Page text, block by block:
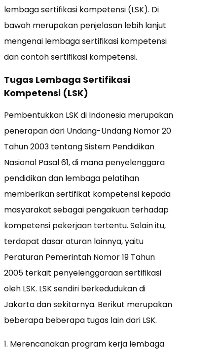
lembaga sertifikasi kompetensi (LSK). Di
bawah merupakan penjelasan lebih lanjut
mengenai lembaga sertifikasi kompetensi
dan contoh sertifikasi kompetensi.
Tugas Lembaga Sertifikasi
Kompetensi (LSK)
Pembentukkan LSK di Indonesia merupakan
penerapan dari Undang-Undang Nomor 20
Tahun 2003 tentang Sistem Pendidikan
Nasional Pasal 61, di mana penyelenggara
pendidikan dan lembaga pelatihan
memberikan sertifikat kompetensi kepada
masyarakat sebagai pengakuan terhadap
kompetensi pekerjaan tertentu. Selain itu,
terdapat dasar aturan lainnya, yaitu
Peraturan Pemerintah Nomor 19 Tahun
2005 terkait penyelenggaraan sertifikasi
oleh LSK. LSK sendiri berkedudukan di
Jakarta dan sekitarnya. Berikut merupakan
beberapa beberapa tugas lain dari LSK.
1. Merencanakan program kerja lembaga